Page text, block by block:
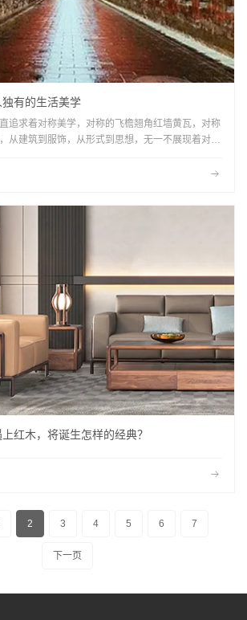
有的生活美学
追求着对称美学，对称的飞檐翘角红墙黄瓦，对称
从建筑到服饰，从形式到思想，无一不展现着对称
红木，将诞生怎样的经典？
2 3 4 5 6 7
下一页